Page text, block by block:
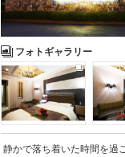
フォトギャラリー
静かで落ち着いた時間を過